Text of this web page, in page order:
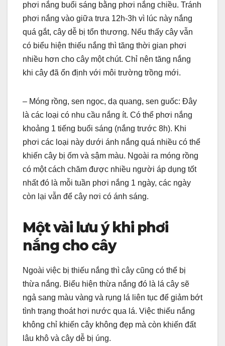
phơi nắng buổi sáng bằng phơi nắng chiều. Tránh
phơi nắng vào giữa trưa 12h-3h vì lúc này nắng
quá gắt, cây dễ bị tổn thương. Nếu thấy cây vẫn
có biểu hiện thiếu nắng thì tăng thời gian phơi
nhiều hơn cho cây một chút. Chỉ nên tăng nắng
khi cây đã ổn định với môi trường trồng mới.
– Móng rồng, sen ngọc, dạ quang, sen guốc: Đây
là các loại có nhu cầu nắng ít. Có thể phơi nắng
khoảng 1 tiếng buổi sáng (nắng trước 8h). Khi
phơi các loại này dưới ánh nắng quá nhiều có thể
khiến cây bị ốm và sậm màu. Ngoài ra móng rồng
có một cách chăm được nhiều người áp dụng tốt
nhất đó là mỗi tuần phơi nắng 1 ngày, các ngày
còn lại vẫn để cây nơi có ánh sáng.
Một vài lưu ý khi phơi
nắng cho cây
Ngoài việc bị thiếu nắng thì cây cũng có thể bị
thừa nắng. Biểu hiện thừa nắng đó là lá cây sẽ
ngả sang màu vàng và rụng lá liên tục để giảm bớt
tình trạng thoát hơi nước qua lá. Việc thiếu nắng
không chỉ khiến cây không đẹp mà còn khiến đất
lâu khô và cây dễ bị úng.